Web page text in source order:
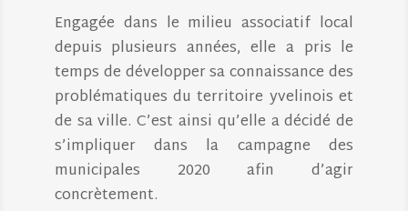
Engagée dans le milieu associatif local
depuis plusieurs années, elle a pris le
temps de développer sa connaissance des
problématiques du territoire yvelinois et
de sa ville. C’est ainsi qu’elle a décidé de
s’impliquer dans la campagne des
municipales 2020 afin d’agir
concrètement.